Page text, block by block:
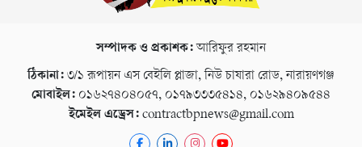
সম্পাদক ও প্রকাশক:আরিফুর রহমান
ঠিকানা: ৩/১ রূপায়ন এস বেইলি প্লাজা, নিউ চাষারা রোড, নারায়ণগঞ্জ
মোবাইল: ০১৬২৭৪০৪০৫৭, ০১৭৯৩৩৩৫৪১৪, ০১৬২৯৪০৯৫৪৪
ইমেইল এড্রেস:contractbpnews@gmail.com